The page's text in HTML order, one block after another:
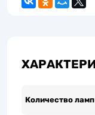
Количество ламп